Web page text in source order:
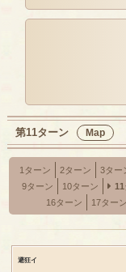
第11ターン Map
1ターン 2ターン 3ター
9ターン
10ターン
16ターン
17ターン
避狂イ